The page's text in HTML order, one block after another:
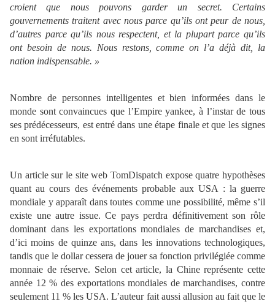
croient que nous pouvons garder un secret. Certains
gouvernements traitent avec nous parce qu’ils ont peur de nous,
d’autres parce qu’ils nous respectent, et la plupart parce qu’ils
ont besoin de nous. Nous restons, comme on l’a déjà dit, la
nation indispensable. »
Nombre de personnes intelligentes et bien informées dans le
monde sont convaincues que l’Empire yankee, à l’instar de tous
ses prédécesseurs, est entré dans une étape finale et que les signes
en sont irréfutables.
Un article sur le site web TomDispatch expose quatre hypothèses
quant au cours des événements probable aux USA : la guerre
mondiale y apparaît dans toutes comme une possibilité, même s’il
existe une autre issue. Ce pays perdra définitivement son rôle
dominant dans les exportations mondiales de marchandises et,
d’ici moins de quinze ans, dans les innovations technologiques,
tandis que le dollar cessera de jouer sa fonction privilégiée comme
monnaie de réserve. Selon cet article, la Chine représente cette
année 12 % des exportations mondiales de marchandises, contre
seulement 11 % les USA. L’auteur fait aussi allusion au fait que le